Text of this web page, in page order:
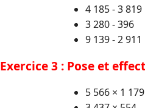
4 185 - 3 819
3 280 - 396
9 139 - 2 911
Exercice 3 : Pose et
5 566 × 1 179